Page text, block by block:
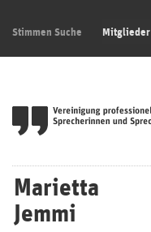
Stimmen Suche Mitglieder
Marietta
Jemmi